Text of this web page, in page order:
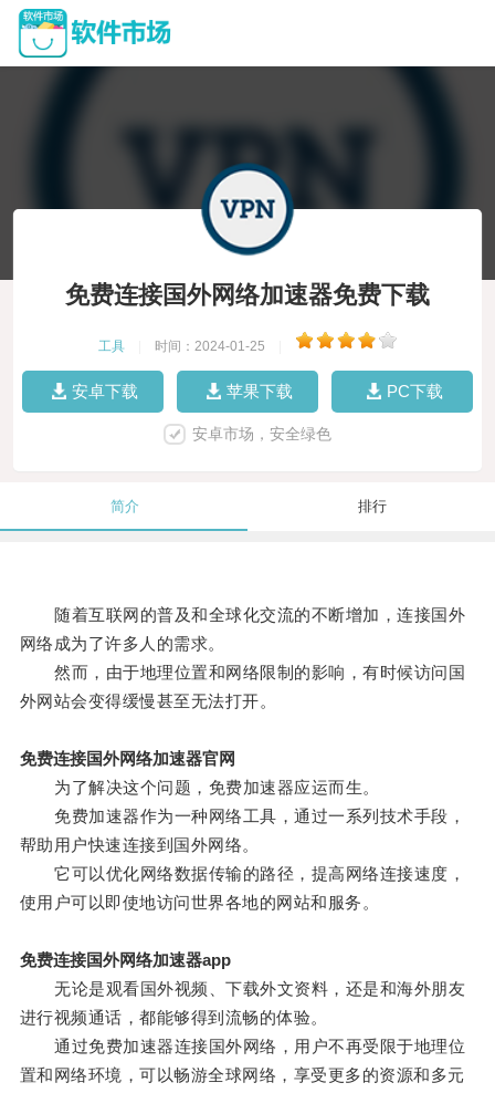
免费连接国外网络加速器免费下载
工具 时间：2024-01-25
安卓下载 苹果下载 PC下载
安卓市场，安全绿色
简介 排行
随着互联网的普及和全球化交流的不断增加，连接国外
网络成为了许多人的需求。
然而，由于地理位置和网络限制的影响，有时候访问国
外网站会变得缓慢甚至无法打开。
免费连接国外网络加速器官网
为了解决这个问题，免费加速器应运而生。
免费加速器作为一种网络工具，通过一系列技术手段，
帮助用户快速连接到国外网络。
它可以优化网络数据传输的路径，提高网络连接速度，
使用户可以即使地访问世界各地的网站和服务。
免费连接国外网络加速器app
无论是观看国外视频、下载外文资料，还是和海外朋友
进行视频通话，都能够得到流畅的体验。
通过免费加速器连接国外网络，用户不再受限于地理位
置和网络环境，可以畅游全球网络，享受更多的资源和多元